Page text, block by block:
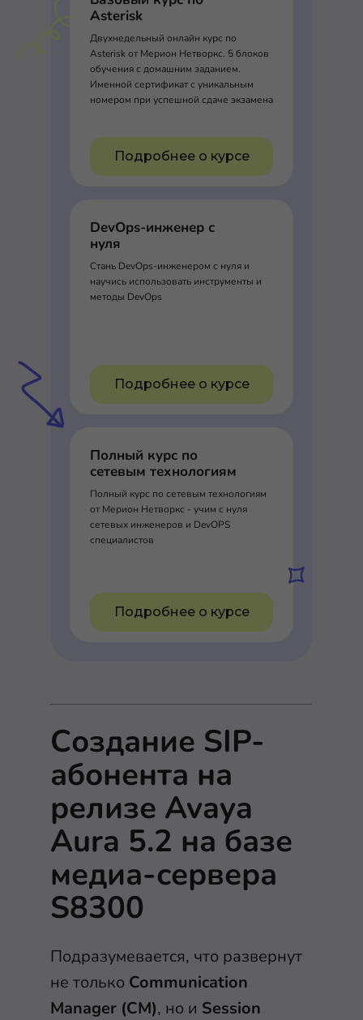
Asterisk
Двухнедельный онлайн курс по
Asterisk от Мерион Нетворкс. 5 блоков
обучения с домашним заданием.
Именной сертификат с уникальным
номером при успешной сдаче экзамена
Подробнее о курсе
DevOps-инженер с
нуля
Стань DevOps-инженером с нуля и
научись использовать инструменты и
методы DevOps
Подробнее о курсе
Полный курс по
сетевым технологиям
Полный курс по сетевым технологиям
от Мерион Нетворкс - учим с нуля
сетевых инженеров и DevOPS
специалистов
Подробнее о курсе
Создание SIP-
абонента на
релизе Avaya
Aura 5.2 на базе
медиа-сервера
S8300
Подразумевается, что развернут
не только Communication
Manager (СМ), но и Session